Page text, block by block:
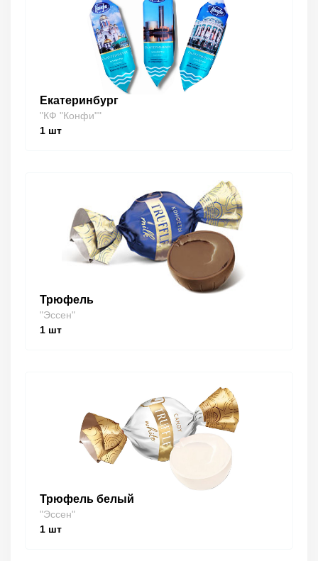
Екатеринбург
"КФ "Конфи""
1 шт
Трюфель
"Эссен"
1 шт
Трюфель белый
"Эссен"
1 шт